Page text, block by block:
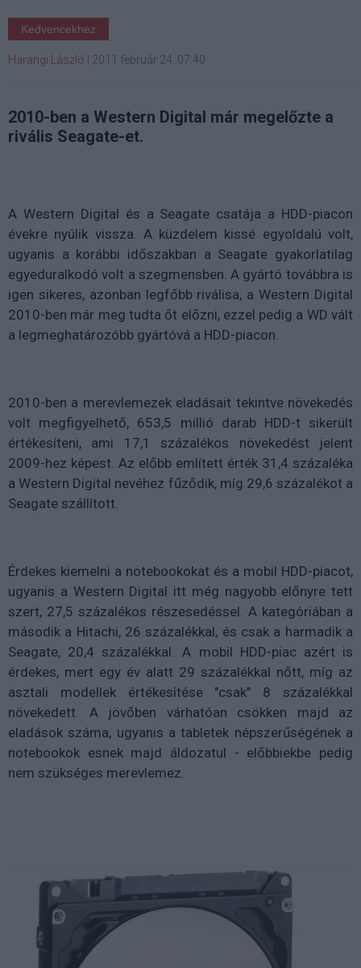
Kedvencekhez
Harangi László 2011 február 24. 07:40
2010-ben a Western Digital már megelőzte a
rivális Seagate-et.
A Western Digital és a Seagate csatája a HDD-piacon
évekre nyúlik vissza. A küzdelem kissé egyoldalú volt,
ugyanis a korábbi időszakban a Seagate gyakorlatilag
egyeduralkodó volt a szegmensben. A gyártó továbbra is
igen sikeres, azonban legfőbb riválisa, a Western Digital
2010-ben már meg tudta őt előzni, ezzel pedig a WD vált
a legmeghatározóbb gyártóvá a HDD-piacon.
2010-ben a merevlemezek eladásait tekintve növekedés
volt megfigyelhető, 653,5 millió darab HDD-t sikerült
értékesíteni, ami 17,1 százalékos növekedést jelent
2009-hez képest. Az előbb említett érték 31,4 százaléka
a Western Digital nevéhez fűződik, míg 29,6 százalékot a
Seagate szállított.
Érdekes kiemelni a notebookokat és a mobil HDD-piacot,
ugyanis a Western Digital itt még nagyobb előnyre tett
szert, 27,5 százalékos részesedéssel. A kategóriában a
második a Hitachi, 26 százalékkal, és csak a harmadik a
Seagate, 20,4 százalékkal. A mobil HDD-piac azért is
érdekes, mert egy év alatt 29 százalékkal nőtt, míg az
asztali modellek értékesítése "csak" 8 százalékkal
növekedett. A jövőben várhatóan csökken majd az
eladások száma, ugyanis a tabletek népszerűségének a
notebookok esnek majd áldozatul - előbbiekbe pedig
nem szükséges merevlemez.